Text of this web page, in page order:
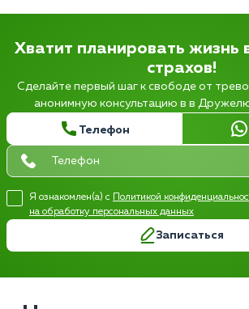
Хватит планировать жизнь
страхов!
Сделайте первый шаг к свободе от
анонимную консультацию в в
Телефон
Я ознакомлен(а) с Политикой
на обработку персональных данных
Записаться